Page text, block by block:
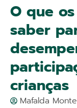
O que
saber
crianças
Mafalda